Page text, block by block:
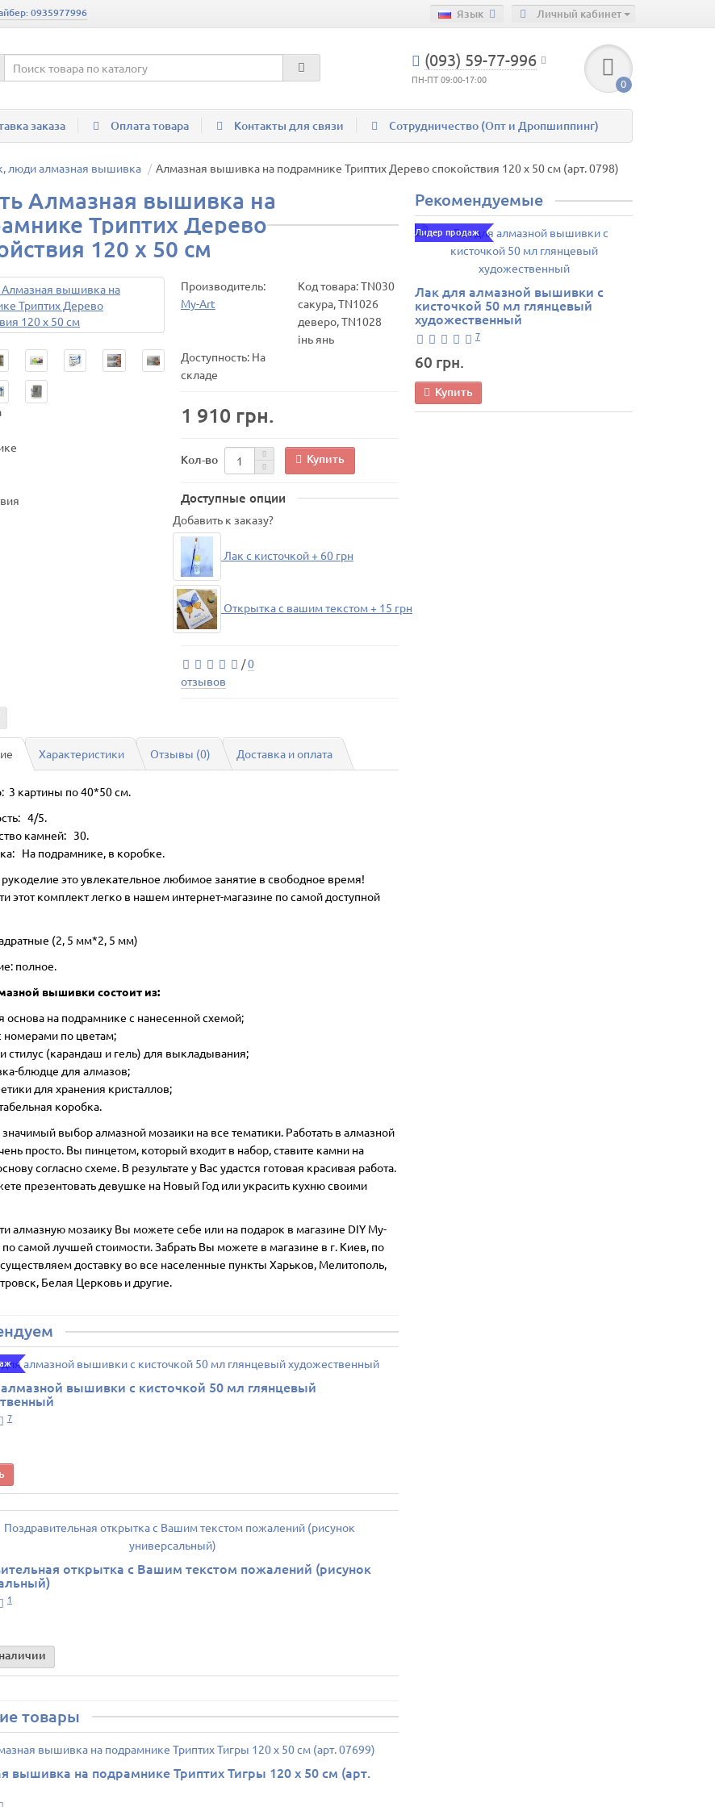
Личный кабинет
Язык
0935977996
(093) 59-77-996
ПН-ПТ 09:00-17:00 0
заказа Оплата товара Контакты для связи Сотрудничество (Опт и Дропшиппинг)
люди алмазная вышивка Алмазная вышивка на подрамнике Триптих Дерево спокойствия 120 х 50 см (арт. 0798)
Алмазная вышивка на
Триптих Дерево
120 х 50 см
Производитель:
My-Art
Код товара:TN030
сакура, TN1026
деверо, TN1028
інь янь
Доступность: На
складе
1 910 грн.
Кол-во Купить
Доступные опции
Добавить к заказу?
Лак с кисточкой + 60 грн
Открытка с вашим текстом + 15 грн
/0
отзывов
Характеристики Отзывы (0) Доставка и оплата
3 картины по 40*50 см.
4/5.
камней: 30.
На подрамнике, в коробке.
это увлекательное любимое занятие в свободное время!
этот комплект легко в нашем интернет-магазине по самой доступной
(2, 5 мм*2, 5 мм)
полное.
вышивки состоит из:
основа на подрамнике с нанесенной схемой;
по цветам;
стилус (карандаш и гель) для выкладывания;
блюдце для алмазов;
для хранения кристаллов;
коробка.
выбор алмазной мозаики на все тематики. Работать в алмазной
просто. Вы пинцетом, который входит в набор, ставите камни на
согласно схеме. В результате у Вас удастся готовая красивая работа.
презентовать девушке на Новый Год или украсить кухню своими
алмазную мозаику Вы можете себе или на подарок в магазине DIY My-
самой лучшей стоимости. Забрать Вы можете в магазине в г. Киев, по
доставку во все населенные пункты Харьков, Мелитополь,
Белая Церковь и другие.
вышивки с кисточкой 50 мл глянцевый
7
открытка с Вашим текстом пожалений (рисунок
1
товары
вышивка на подрамнике Триптих Тигры 120 х 50 см (арт.
Рекомендуемые
Лидер продаж
Лак для алмазной вышивки с
кисточкой 50 мл глянцевый
художественный
7
60 грн.
Купить